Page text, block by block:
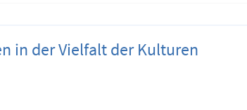
in der Vielfalt der Kulturen